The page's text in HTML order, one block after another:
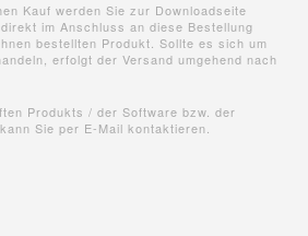
Kauf werden Sie zur Downloadseite
im Anschluss an diese Bestellung
bestellten Produkt. Sollte es sich um
erfolgt der Versand umgehend nach
Produkts / der Software bzw. der
Sie per E-Mail kontaktieren.